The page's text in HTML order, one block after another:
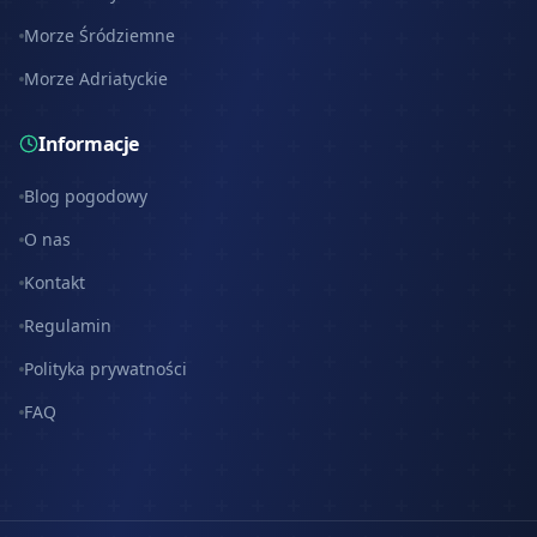
Morze Śródziemne
Morze Adriatyckie
Informacje
Blog pogodowy
O nas
Kontakt
Regulamin
Polityka prywatności
FAQ